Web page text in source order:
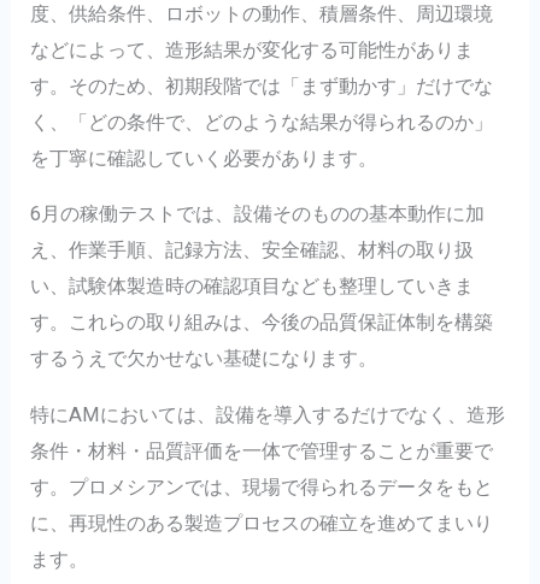
度、供給条件、ロボットの動作、積層条件、周辺環境
などによって、造形結果が変化する可能性がありま
す。そのため、初期段階では「まず動かす」だけでな
く、「どの条件で、どのような結果が得られるのか」
を丁寧に確認していく必要があります。
6月の稼働テストでは、設備そのものの基本動作に加
え、作業手順、記録方法、安全確認、材料の取り扱
い、試験体製造時の確認項目なども整理していきま
す。これらの取り組みは、今後の品質保証体制を構築
するうえで欠かせない基礎になります。
特にAMにおいては、設備を導入するだけでなく、造形
条件・材料・品質評価を一体で管理することが重要で
す。プロメシアンでは、現場で得られるデータをもと
に、再現性のある製造プロセスの確立を進めてまいり
ます。